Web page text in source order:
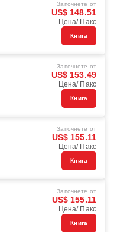
Започнете от
US$ 148.51
Цена/ Пакс
Книга
Започнете от
US$ 153.49
Цена/ Пакс
Книга
Започнете от
US$ 155.11
Цена/ Пакс
Книга
Започнете от
US$ 155.11
Цена/ Пакс
Книга